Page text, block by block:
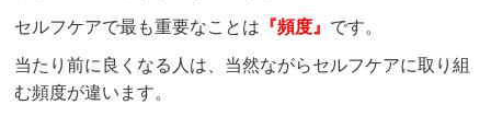
セルフケアで最も重要なことは 『頻度』 です。
当たり前に良くなる人は、当然ながらセルフケアに取り組
む頻度が違います。